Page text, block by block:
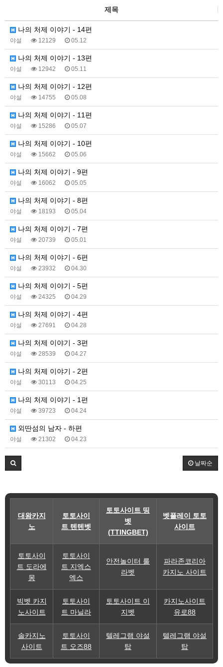
제목
나의 처제 이야기 - 14편
야설 12129 05.12
나의 처제 이야기 - 13편
야설 12942 05.11
나의 처제 이야기 - 12편
야설 14755 05.08
나의 처제 이야기 - 11편
야설 15286 05.07
나의 처제 이야기 - 10편
야설 15662 05.06
나의 처제 이야기 - 9편
야설 16062 05.05
나의 처제 이야기 - 8편
야설 18193 05.04
나의 처제 이야기 - 7편
야설 20739 05.01
나의 처제 이야기 - 6편
야설 23932 04.30
나의 처제 이야기 - 5편
야설 24325 04.29
나의 처제 이야기 - 4편
야설 27691 04.28
나의 처제 이야기 - 3편
야설 28539 04.27
나의 처제 이야기 - 2편
야설 30113 04.25
나의 처제 이야기 - 1편
야설 39723 04.24
외딴섬의 남자 - 하편
야설 21302 04.23
날짜순
대왕카지
노
토토사이
트 텐텐벳
토토사이트 띵
벳
(TTINGBET)
벳플레이 토토
사이트
토토사이
트 도라에
몽
토토사이
트 지엑스
엑스
안전놀이터 룰
라벳
파라존코리아
카지노 사이트
빅벳 카지
노사이트
토토사이
트 마닐라
토토사이트 이
지벳
카지노사이트
유로88
솔카지노
사이트
토토사이
트 오즈88
텔레그램 야설
탑
텔레그램 야설
탑